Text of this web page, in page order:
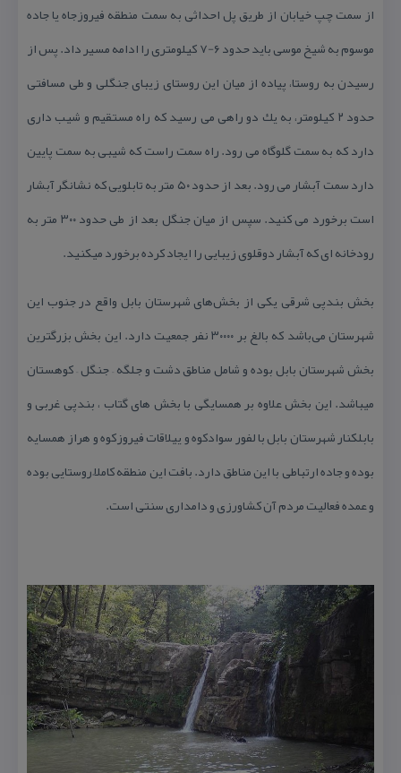
از سمت چپ خیابان از طریق پل احداثی به سمت منطقه فیروزجاه یا جاده
موسوم به شیخ موسی باید حدود ۶-۷ كیلومتری را ادامه مسیر داد. پس از
رسیدن به روستا، پیاده از میان این روستای زیبای جنگلی و طی مسافتی
حدود ۲ كیلومتر، به یك دو راهی می رسید كه راه مستقیم و شیب داری
دارد كه به سمت گلوگاه می رود. راه سمت راست كه شیبی به سمت پایین
دارد سمت آبشار می رود. بعد از حدود ۵۰ متر به تابلویی كه نشانگر آبشار
است برخورد می كنید. سپس از میان جنگل بعد از طی حدود ۳۰۰ متر به
رودخانه ای كه آبشار دوقلوی زیبایی را ایجاد كرده برخورد میكنید.
بخش بندپی شرقی یكی از بخش‌های شهرستان بابل واقع در جنوب این
شهرستان می‌باشد كه بالغ بر ۳۰۰۰۰ نفر جمعیت دارد. این بخش بزرگترین
بخش شهرستان بابل بوده و شامل مناطق دشت و جلگه – جنگل – كوهستان
میباشد. این بخش علاوه بر همسایگی با بخش های گتاب ، بندپی غربی و
بابلكنار شهرستان بابل با لفور سوادكوه و ییلاقات فیروزكوه و هراز همسایه
بوده و جاده ارتباطی با این مناطق دارد. بافت این منطقه كاملاً روستایی بوده
و عمده فعالیت مردم آن كشاورزی و دامداری سنتی است.